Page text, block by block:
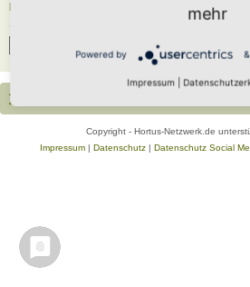
Datenschutzerklärung
Copyright - Hortus-Netzwerk.de
Impressum| Datenschutz| Datenschutz Social
mehr
Powered by &
Impressum